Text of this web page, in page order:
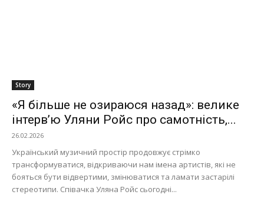
Story
«Я більше не озираюся назад»: велике
інтерв’ю Уляни Ройс про самотність,...
26.02.2026
Український музичний простір продовжує стрімко
трансформуватися, відкриваючи нам імена артистів, які не
бояться бути відвертими, змінюватися та ламати застарілі
стереотипи. Співачка Уляна Ройс сьогодні...